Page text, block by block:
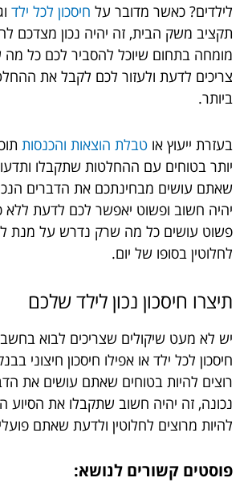
לילדים? כאשר מדובר על חיסכון לכל ילד
תקציב משק הבית, זה יהיה נכון מצדכם
מומחה בתחום שיוכל להסביר לכם כל
צריכים לדעת ולעזור לכם לקבל את
ביותר.
בעזרת ייעוץ או טבלת הוצאות והכנסות
יותר בטוחים עם ההחלטות שתקבלו
שאתם עושים מבחינתכם את הדברים
יהיה חשוב ופשוט יאפשר לכם לדעת
פשוט עושים כל מה שרק נדרש על מנת
לחלוטין בסופו של יום.
תיצרו חיסכון נכון לילדשלכם
יש לא מעט שיקולים שצריכים לבוא
חיסכון לכל ילד או אפילו חיסכון חיצוני
רוצים להיות בטוחים שאתם עושים את
נכונה, זה יהיה חשוב שתקבלו את
להיות מרוצים לחלוטין ולדעת שאתם
פוסטים קשורים לנושא: